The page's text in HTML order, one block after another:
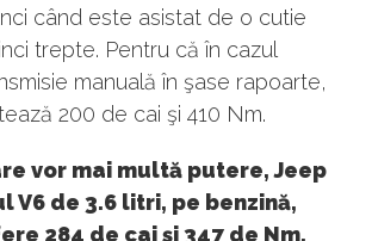
când este asistat de o cutie
trepte. Pentru că în cazul
manuală în şase rapoarte,
200 de cai şi 410 Nm.
vor mai multă putere, Jeep
V6 de 3.6 litri, pe benzină,
284 de cai şi 347 de Nm,